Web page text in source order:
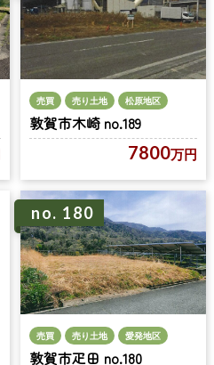
売買 売り土地 松原地区
敦賀市木崎 no.189
7800万円
no. 180
売買 売り土地 愛発地区
敦賀市疋田 no.180